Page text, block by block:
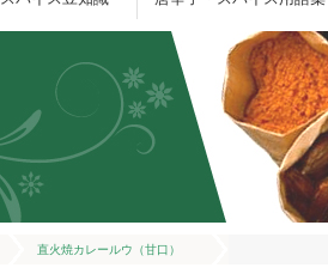
直火焼カレールウ（甘口）